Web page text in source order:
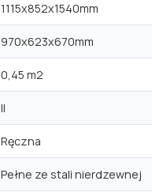
1115x852x1540mm
970x623x670mm
0,45 m2
II
Ręczna
Pełne ze stali nierdzewnej